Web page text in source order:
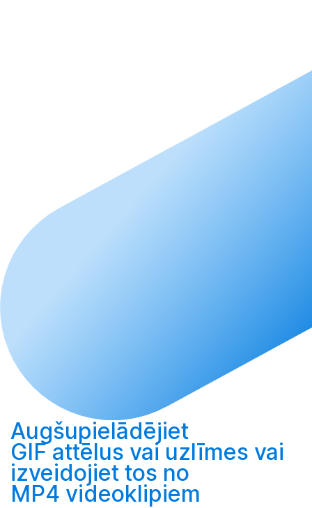
Augšupielādējiet
GIF attēlus vai uzlīmes vai
izveidojiet tos no
MP4 videoklipiem